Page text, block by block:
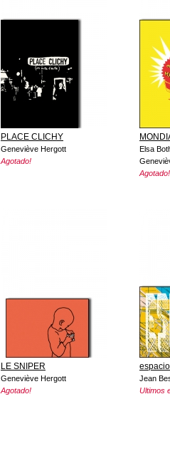
PLACE CLICHY
Geneviève Hergott
Agotado!
Elsa
Agotado!
LE SNIPER
Geneviève Hergott
Agotado!
Jean
Ultimos